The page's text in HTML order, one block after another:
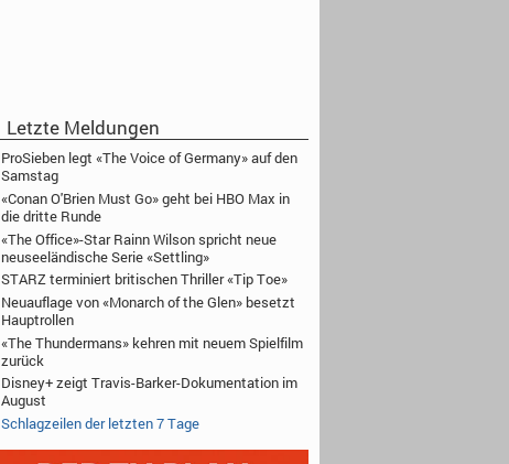
Letzte Meldungen
ProSieben legt «The Voice of Germany» auf den
Samstag
«Conan O'Brien Must Go» geht bei HBO Max in
die dritte Runde
«The Office»-Star Rainn Wilson spricht neue
neuseeländische Serie «Settling»
STARZ terminiert britischen Thriller «Tip Toe»
Neuauflage von «Monarch of the Glen» besetzt
Hauptrollen
«The Thundermans» kehren mit neuem Spielfilm
zurück
Disney+ zeigt Travis-Barker-Dokumentation im
August
Schlagzeilen der letzten 7 Tage